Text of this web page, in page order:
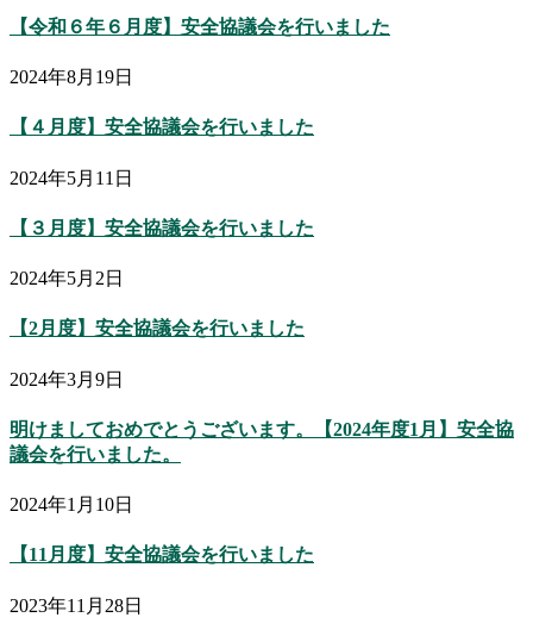
【令和６年６月度】安全協議会を行いました
2024年8月19日
【４月度】安全協議会を行いました
2024年5月11日
【３月度】安全協議会を行いました
2024年5月2日
【2月度】安全協議会を行いました
2024年3月9日
明けましておめでとうございます。【2024年度1月】安全協
議会を行いました。
2024年1月10日
【11月度】安全協議会を行いました
2023年11月28日